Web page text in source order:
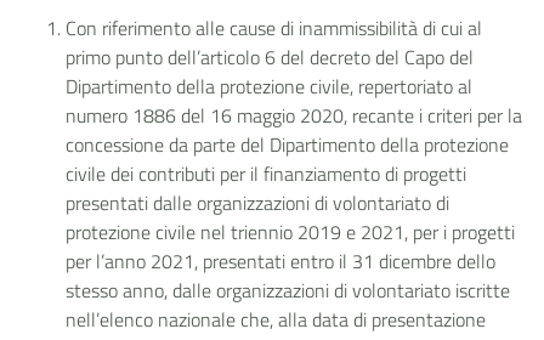
Con riferimento alle cause di inammissibilità di cui al
primo punto dell’articolo 6 del decreto del Capo del
Dipartimento della protezione civile, repertoriato al
numero 1886 del 16 maggio 2020, recante i criteri per la
concessione da parte del Dipartimento della protezione
civile dei contributi per il finanziamentodi progetti
presentati dalle organizzazioni di volontariato di
protezione civile nel triennio 2019 e 2021, per i progetti
per l’anno 2021, presentati entro il 31 dicembre dello
stesso anno, dalle organizzazioni di volontariato iscritte
nell’elenco nazionale che, alla data di presentazione